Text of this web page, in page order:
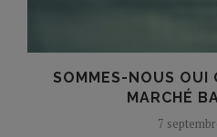
SOMMES-NOUS OUI
MARCHÉ
7